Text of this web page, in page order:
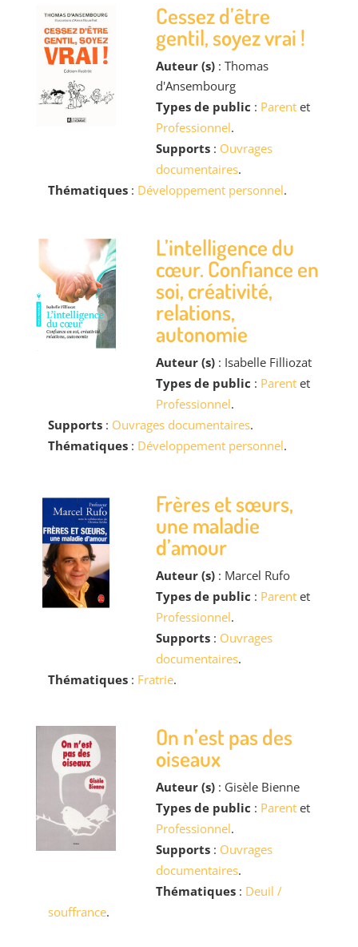
Cessez d’être
gentil, soyez vrai !
Auteur (s): Thomas
d'Ansembourg
Types de public : Parentet
Professionnel.
Supports: Ouvrages
documentaires.
Thématiques: Développement personnel.
L’intelligence du
cœur. Confiance en
soi, créativité,
relations,
autonomie
Auteur (s): Isabelle Filliozat
Types de public : Parentet
Professionnel.
Supports: Ouvrages documentaires.
Thématiques: Développement personnel.
Frères et sœurs,
une maladie
d’amour
Auteur (s): Marcel Rufo
Types de public : Parentet
Professionnel.
Supports: Ouvrages
documentaires.
Thématiques: Fratrie.
On n’est pas des
oiseaux
Auteur (s): Gisèle Bienne
Types de public : Parentet
Professionnel.
Supports: Ouvrages
documentaires.
Thématiques: Deuil /
souffrance.